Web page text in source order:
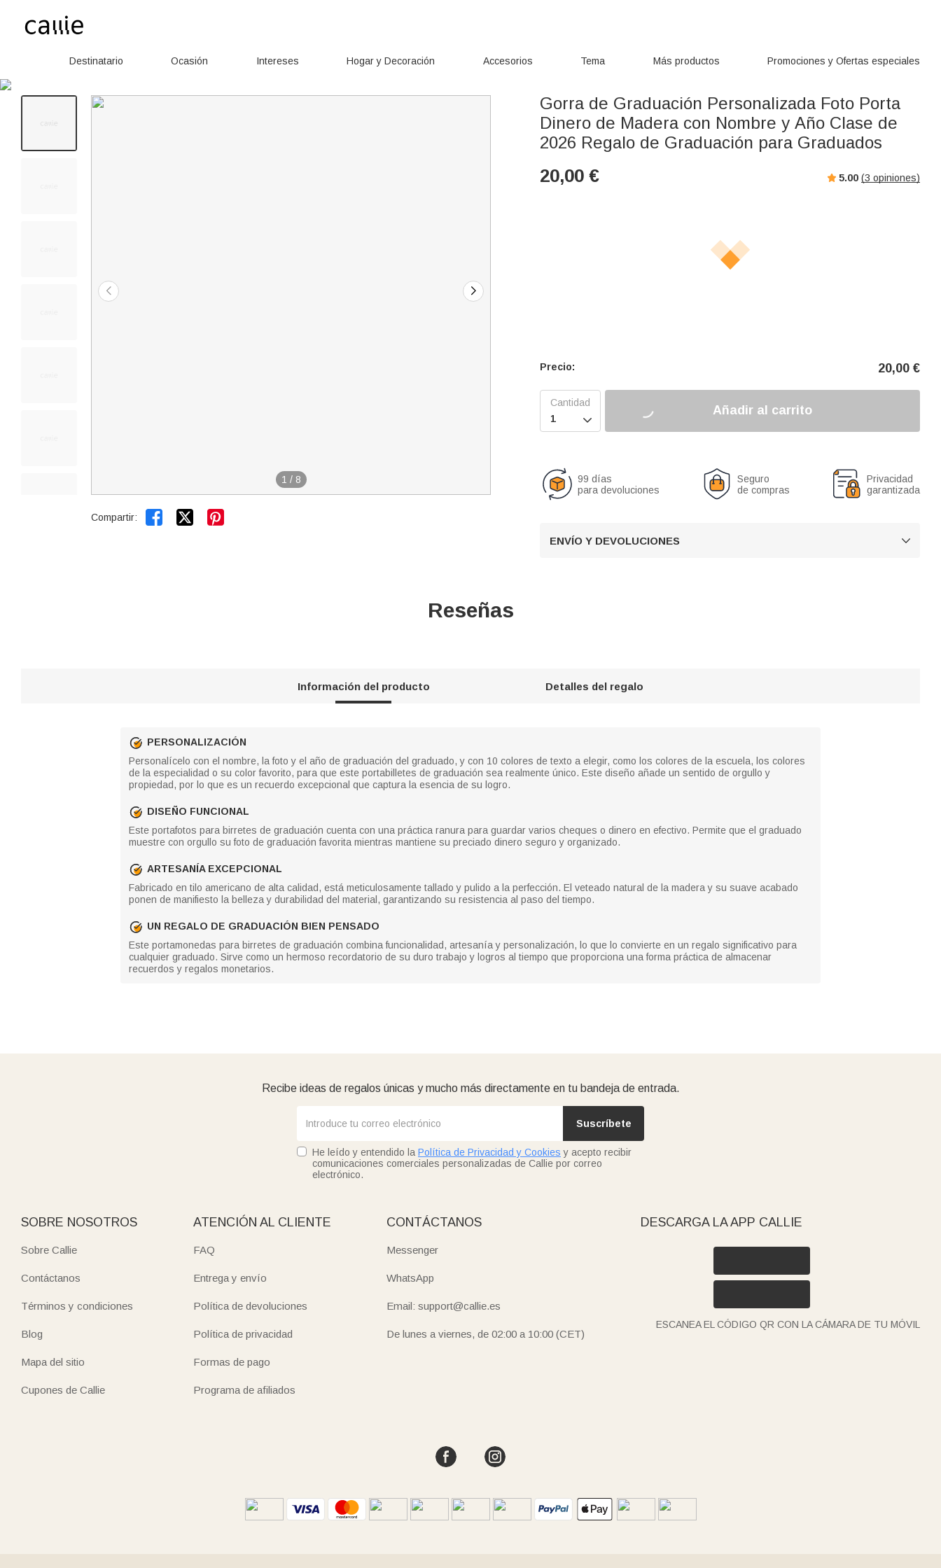
Destinatario Ocasión Intereses Hogar y Decoración Accesorios Tema Más productos Promociones y Ofertas especiales
1 / 8
Compartir:  
Gorra de Graduación Personalizada Foto Porta
Dinero de Madera con Nombre y Año Clase de
2026 Regalo de Graduación para Graduados
20,00 € 5.00 (3 opiniones)
Precio: 20,00 €

Añadir al carrito
99 días
para devoluciones
Seguro
de compras
Privacidad
garantizada
ENVÍO Y DEVOLUCIONES 
Reseñas
Información del producto Detalles del regalo
PERSONALIZACIÓN
Personalícelo con el nombre, la foto y el año de graduación del graduado, y con 10 colores de texto a elegir, como los colores de la escuela, los colores
de la especialidad o su color favorito, para que este portabilletes de graduación sea realmente único. Este diseño añade un sentido de orgullo y
propiedad, por lo que es un recuerdo excepcional que captura la esencia de su logro.
DISEÑO FUNCIONAL
Este portafotos para birretes de graduación cuenta con una práctica ranura para guardar varios cheques o dinero en efectivo. Permite que el graduado
muestre con orgullo su foto de graduación favorita mientras mantiene su preciado dinero seguro y organizado.
ARTESANÍA EXCEPCIONAL
Fabricado en tilo americano de alta calidad, está meticulosamente tallado y pulido a la perfección. El veteado natural de la madera y su suave acabado
ponen de manifiesto la belleza y durabilidad del material, garantizando su resistencia al paso del tiempo.
UN REGALO DE GRADUACIÓN BIEN PENSADO
Este portamonedas para birretes de graduación combina funcionalidad, artesanía y personalización, lo que lo convierte en un regalo significativo para
cualquier graduado. Sirve como un hermoso recordatorio de su duro trabajo y logros al tiempo que proporciona una forma práctica de almacenar
recuerdos y regalos monetarios.
Recibe ideas de regalos únicas y mucho más directamente en tu bandeja de entrada.
Suscríbete
He leído y entendido la Política de Privacidad y Cookies y acepto recibir
comunicaciones comerciales personalizadas de Callie por correo
electrónico.
SOBRE NOSOTROS
Sobre Callie
Contáctanos
Términos y condiciones
Blog
Mapa del sitio
Cupones de Callie
ATENCIÓN AL CLIENTE
FAQ
Entrega y envío
Política de devoluciones
Política de privacidad
Formas de pago
Programa de afiliados
CONTÁCTANOS
Messenger
WhatsApp
Email: support@callie.es
De lunes a viernes, de 02:00 a 10:00 (CET)
DESCARGA LA APP CALLIE
ESCANEA EL CÓDIGO QR CON LA CÁMARA DE TU MÓVIL